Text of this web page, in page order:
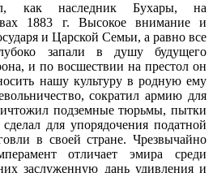
как наследник Бухары, на
1883 г. Высокое внимание и
и Царской Семьи, а равно все
запали в душу будущего
и по восшествии на престол он
нашу культуру в родную ему
сократил армию для
подземные тюрьмы, пытки
для упорядочения податной
в своей стране. Чрезвычайно
отличает эмира среди
заслуженную дань удивления и